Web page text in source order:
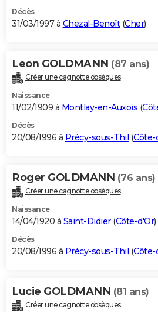
Décès
31/03/1997 à Chezal-Benoît(Cher)
Leon GOLDMANN (87 ans)
Créer une cagnotte obsèques
Naissance
11/02/1909 à Montlay-en-Auxois (
Décès
20/08/1996 à Précy-sous-Thil (Côte-
Roger GOLDMANN (76 ans)
Créer une cagnotte obsèques
Naissance
14/04/1920 à Saint-Didier(Côte-d'Or)
Décès
20/08/1996 à Précy-sous-Thil (Côte-
Lucie GOLDMANN (81 ans)
Créer une cagnotte obsèques